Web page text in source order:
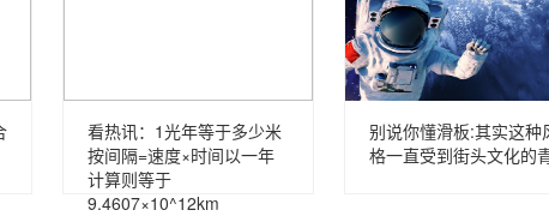
看热讯：1光年等于多少米
按间隔=速度×时间以一年
计算则等于
9.4607×10^12km
别说你懂滑板:其实这种
格一直受到街头文化的